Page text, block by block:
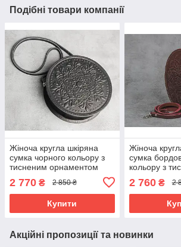
Подібні товари компанії
Жіноча кругла шкіряна
сумка чорного кольору з
тисненим орнаментом
«Мандала», діаметр 22 см
2 770 ₴ 2 850 ₴
Купити
Жіноча
сумка
кольору з
діаметр 22
2 760₴ 2
Акційні пропозиції та новинки